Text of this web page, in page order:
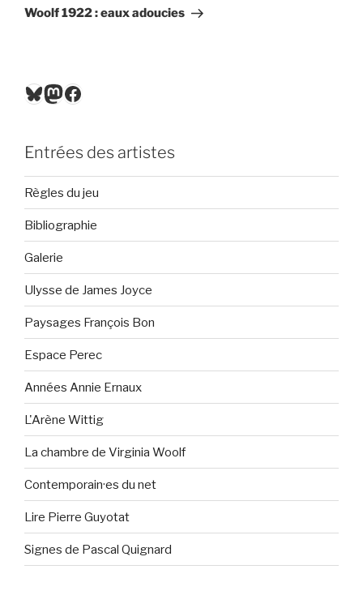
suivant
Woolf 1922 : eaux adoucies
Bluesky
Mastodon
Facebook
Entrées des artistes
Règles du jeu
Bibliographie
Galerie
Ulysse de James Joyce
Paysages François Bon
Espace Perec
Années Annie Ernaux
L'Arène Wittig
La chambre de Virginia Woolf
Contemporain·es du net
Lire Pierre Guyotat
Signes de Pascal Quignard